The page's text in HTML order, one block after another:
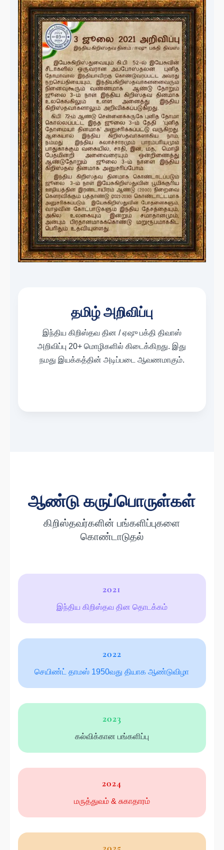
தமிழ் அறிவிப்பு
இந்திய கிறிஸ்தவ தின / ஏஷு பக்தி திவாஸ்
அறிவிப்பு 20+ மொழிகளில் கிடைக்கிறது. இது
நமது இயக்கத்தின் அடிப்படை ஆவணமாகும்.
ஆண்டு கருப்பொருள்கள்
கிறிஸ்தவர்களின் பங்களிப்புகளை
கொண்டாடுதல்
2021
இந்திய கிறிஸ்தவ தின தொடக்கம்
2022
செயிண்ட் தாமஸ் 1950வது தியாக ஆண்டுவிழா
2023
கல்விக்கான பங்களிப்பு
2024
மருத்துவம் & சுகாதாரம்